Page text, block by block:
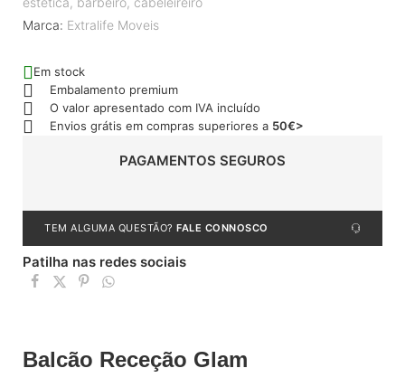
Marca: Extralife Moveis
Em stock
Embalamento premium
O valor apresentado com IVA incluído
Envios grátis em compras superiores a 50€>
PAGAMENTOS SEGUROS
TEM ALGUMA QUESTÃO? FALE CONNOSCO
Patilha nas redes sociais
Balcão Receção Glam